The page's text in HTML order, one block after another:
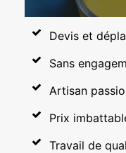
Devis et
Sans
Artisan
Prix
Travail de